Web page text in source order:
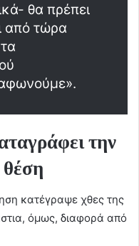
θα πρέπει
από τώρα
την
κατέγραψε χθες της
όμως, διαφορά από